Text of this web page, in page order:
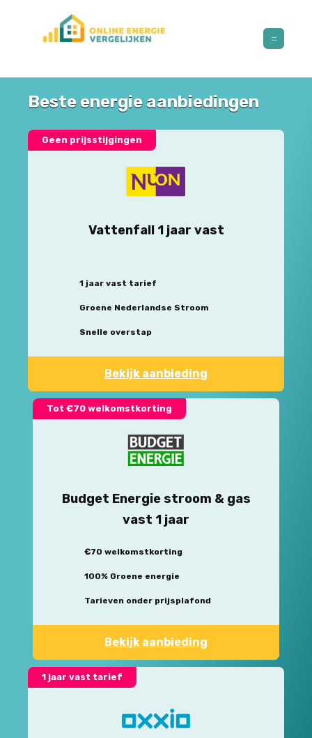
Beste energie aanbiedingen
Geen prijsstijgingen
Vattenfall 1 jaar vast
1 jaar vast tarief
Groene Nederlandse Stroom
Snelle overstap
Bekijk aanbieding
Tot €70 welkomstkorting
Budget Energie stroom & gas
vast 1 jaar
€70 welkomstkorting
100% Groene energie
Tarieven onder prijsplafond
Bekijk aanbieding
1 jaar vast tarief